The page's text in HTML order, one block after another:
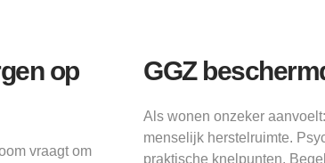
op
vraagt om
GGZ
Als wonen onzeker
menselijk herstelruimte.
praktische knelpunten.